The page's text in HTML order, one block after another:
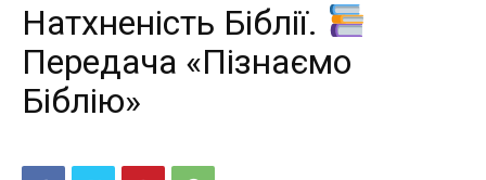
Натхненість Біблії.
Передача «Пізнаємо
Біблію»